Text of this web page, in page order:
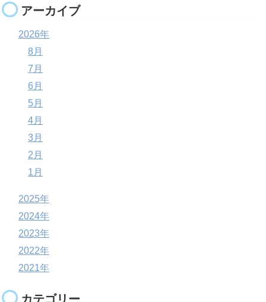
アーカイブ
2026年
8月
7月
6月
5月
4月
3月
2月
1月
2025年
2024年
2023年
2022年
2021年
カテゴリー